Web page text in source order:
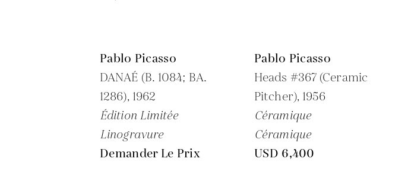
Pablo Picasso
DANAÉ (B. 1084; BA.
1286), 1962
Édition Limitée
Linogravure
Demander Le Prix
Pablo Picasso
Heads #367 (Ceramic
Pitcher), 1956
Céramique
Céramique
USD 6,400